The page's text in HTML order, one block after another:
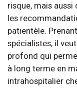
risque, mais
les
patientèle.
spécialistes, il
profond qui
à long terme en
intrahospitalier